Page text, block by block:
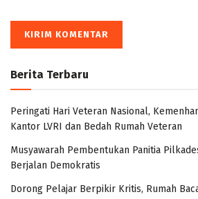
Berita Terbaru
Peringati Hari Veteran Nasional,
Kantor LVRI dan Bedah Rumah Veteran
Musyawarah Pembentukan Panitia
Berjalan Demokratis
Dorong Pelajar Berpikir Kritis, Rumah